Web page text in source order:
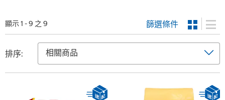
顯示 1 - 9 之 9 篩選條件
排序: